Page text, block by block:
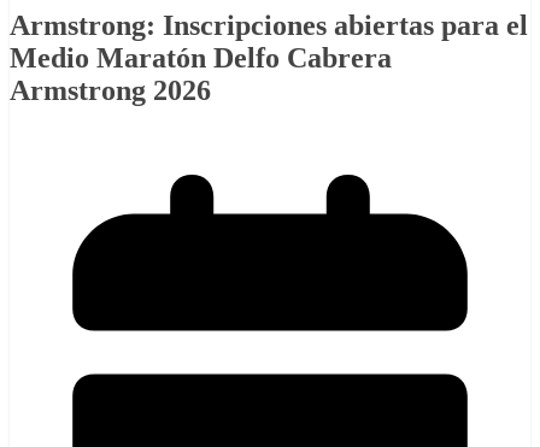
Armstrong: Inscripciones abiertas para el
Medio Maratón Delfo Cabrera
Armstrong 2026